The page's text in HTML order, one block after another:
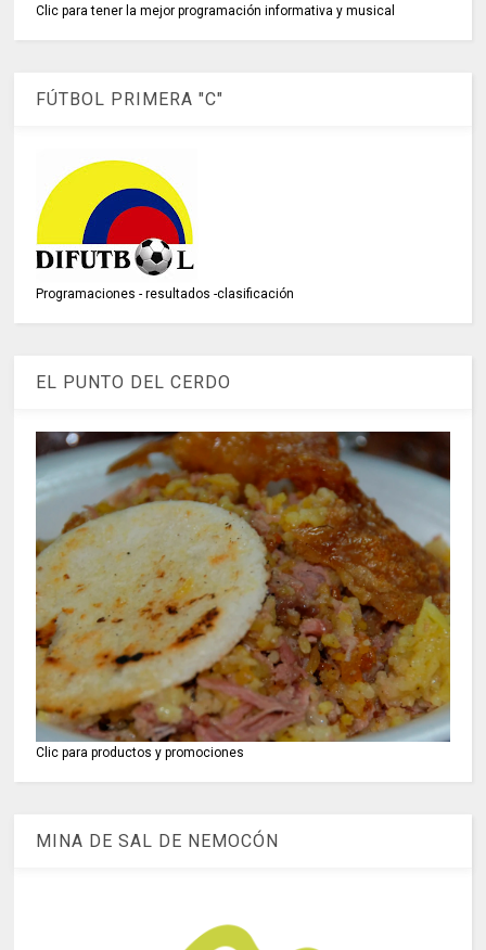
Clic para tener la mejor programación informativa y musical
FÚTBOL PRIMERA "C"
Programaciones - resultados -clasificación
EL PUNTO DEL CERDO
Clic para productos y promociones
MINA DE SAL DE NEMOCÓN